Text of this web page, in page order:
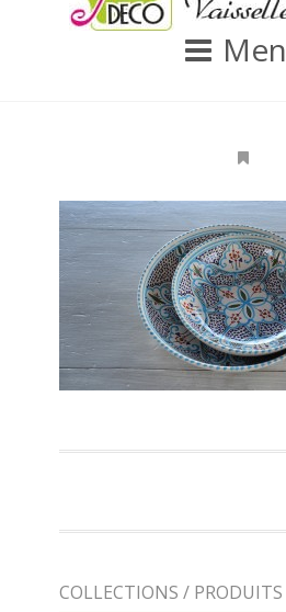
COLLECTIONS / PRODUITS